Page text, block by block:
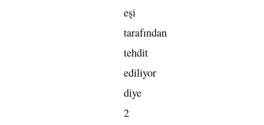
eşi
tarafından
tehdit
ediliyor
diye
2